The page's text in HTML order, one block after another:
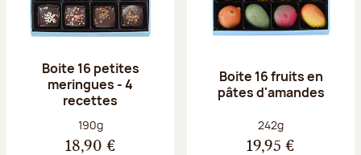
Boite 16 petites
meringues - 4
recettes
Poids net :
190g
18,90 €
Boite 16 fruits en
pâtes d'amandes
Poids net :
242g
19,95 €